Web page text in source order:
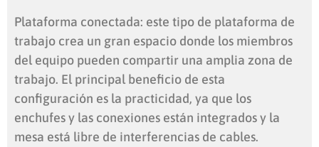
Plataforma conectada: este tipo de plataforma de
trabajo crea un gran espacio donde los miembros
del equipo pueden compartir una amplia zona de
trabajo. El principal beneficio de esta
configuración es la practicidad, ya que los
enchufes y las conexiones están integrados y la
mesa está libre de interferencias de cables.